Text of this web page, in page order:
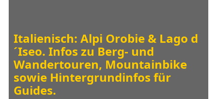
Italienisch: Alpi Orobie & Lago d
´Iseo. Infos zu Berg- und
Wandertouren, Mountainbike
sowie Hintergrundinfos für
Guides.